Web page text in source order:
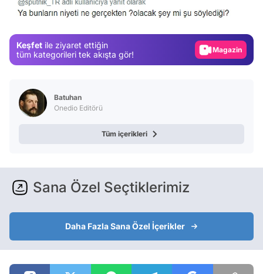
Keşfet ile ziyaret ettiğin
tüm kategorileri tek akışta gör!
Magazin
Batuhan
Onedio Editörü
Tüm içerikleri
Sana Özel Seçtiklerimiz
Daha Fazla Sana Özel İçerikler